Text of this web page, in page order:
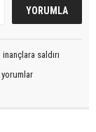
saldırı
yorumlar